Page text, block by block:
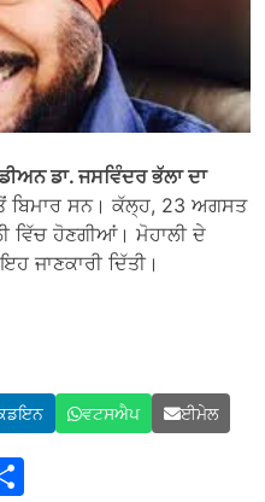
ਡਾ. ਜਸਵਿੰਦਰ ਭੱਲਾ ਦਾ
ਬਿਮਾਰ ਸਨ। ਕੱਲ੍ਹ, 23 ਅਗਸਤ
ਵਿੱਚ ਹੋਣਗੀਆਂ। ਮੋਹਾਲੀ ਦੇ
ਜਾਣਕਾਰੀ ਦਿੱਤੀ।
ਵਟਸਐਪ ਈਮੇਲ